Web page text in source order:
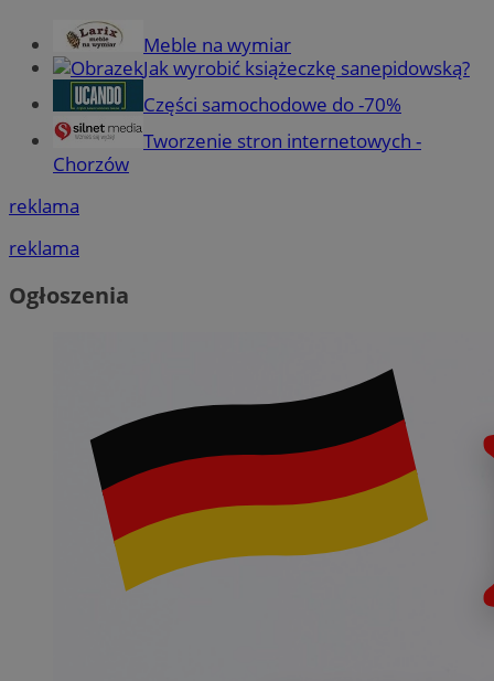
Meble na wymiar
Jak wyrobić książeczkę sanepidowską?
Części samochodowe do -70%
Tworzenie stron internetowych -
Chorzów
reklama
reklama
Ogłoszenia